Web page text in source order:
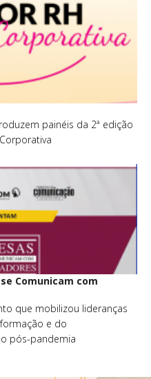
painéis da 2ª edição
Comunicam com
que mobilizou lideranças
e do
pós-pandemia